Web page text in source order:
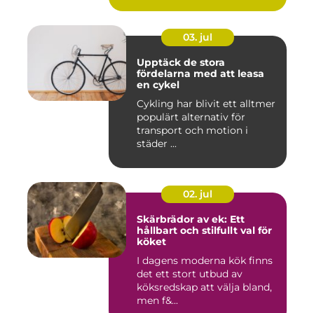
03. jul
Upptäck de stora
fördelarna med att leasa
en cykel
Cykling har blivit ett alltmer
populärt alternativ för
transport och motion i
städer ...
02. jul
Skärbrädor av ek: Ett
hållbart och stilfullt val för
köket
I dagens moderna kök finns
det ett stort utbud av
köksredskap att välja bland,
men f&...